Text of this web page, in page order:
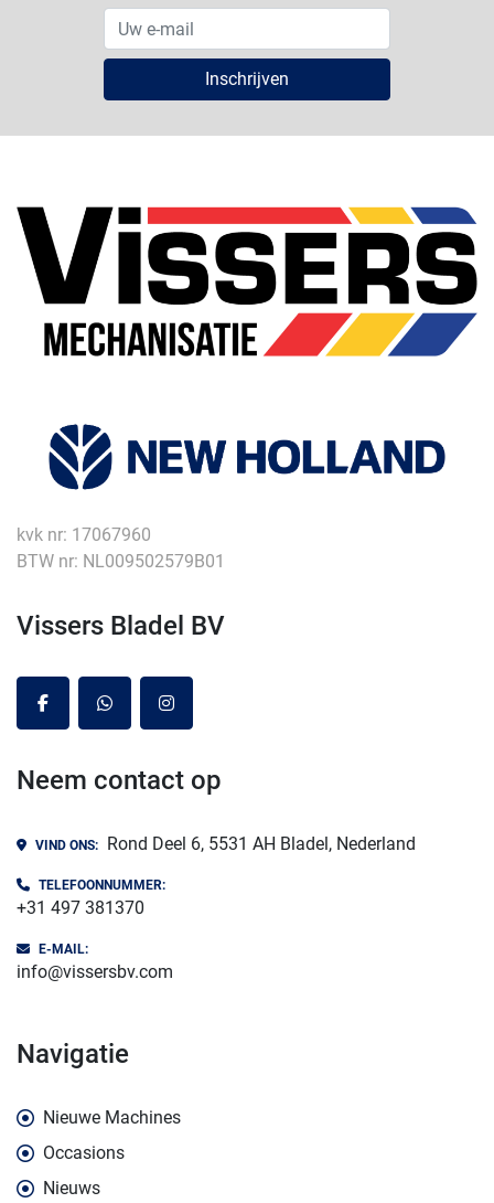
Inschrijven
kvk nr: 17067960
BTW nr: NL009502579B01
Vissers Bladel BV
facebookwhatsappinstagram
Neem contact op
VIND ONS: Rond Deel 6, 5531 AH Bladel, Nederland
TELEFOONNUMMER:
+31 497 381370
E-MAIL:
info@vissersbv.com
navigatie
Nieuwe Machines
Occasions
Nieuws